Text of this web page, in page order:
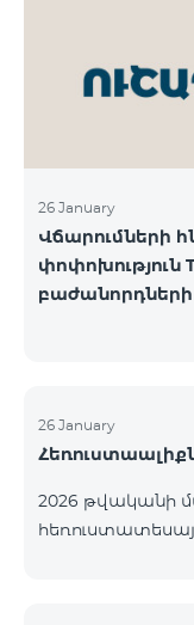
Team Telecom
պայմանները
26 January
Վճարումների
փոփոխություն
26 January
2026 թվականի